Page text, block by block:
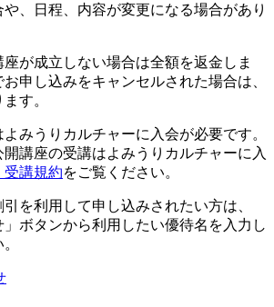
、日程、内容が変更になる場合があり
が成立しない場合は全額を返金しま
申し込みをキャンセルされた場合は、
す。
みうりカルチャーに入会が必要です。
講座の受講はよみうりカルチャーに入
受講規約をご覧ください。
を利用して申し込みされたい方は、
」ボタンから利用したい優待名を入力し